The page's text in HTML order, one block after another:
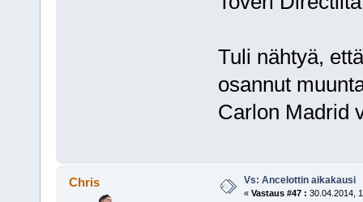
Tuli nähtyä,
osannut
Carlon Madrid
Chris Vs: Ancelottin aikakausi
« Vastaus #47 : 30.04.2014,